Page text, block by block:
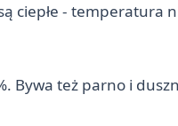
ciepłe - temperatura
Bywa też parno i